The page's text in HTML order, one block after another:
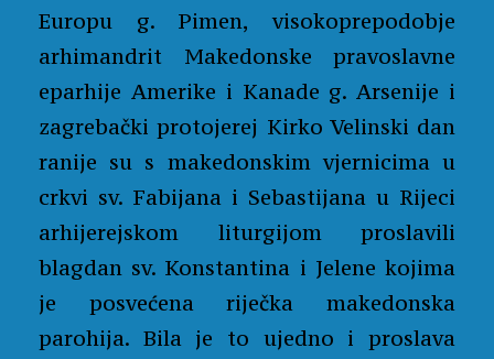
Europu g. Pimen, visokoprepodobje
arhimandrit Makedonske pravoslavne
eparhije Amerike i Kanade g. Arsenije i
zagrebački protojerej Kirko Velinski dan
ranije su s makedonskim vjernicima u
crkvi sv. Fabijana i Sebastijana u Rijeci
arhijerejskom liturgijom proslavili
blagdan sv. Konstantina i Jelene kojima
je posvećena riječka makedonska
parohija. Bila je to ujedno i proslava